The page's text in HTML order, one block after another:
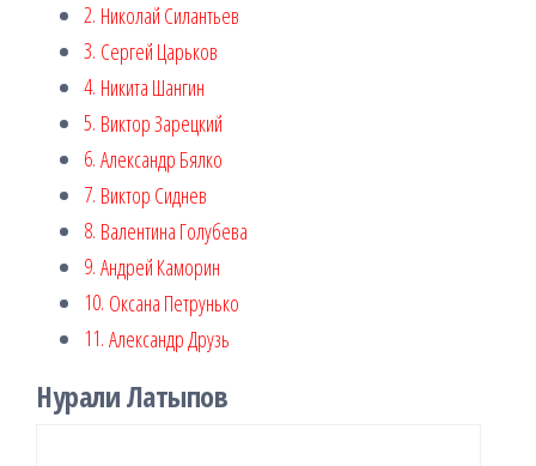
Николай Силантьев
Сергей Царьков
Никита Шангин
Виктор Зарецкий
Александр Бялко
Виктор Сиднев
Валентина Голубева
Андрей Каморин
Оксана Петрунько
Александр Друзь
Нурали Латыпов